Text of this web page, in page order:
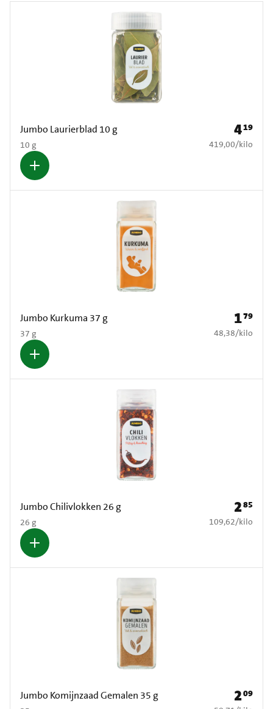
Jumbo Laurierblad 10 g
10 g
Prijs: €
419
€ 419,00 per kilo
419,00/kilo
Jumbo Kurkuma 37 g
37 g
Prijs: €
179
€ 48,38 per kilo
48,38/kilo
Jumbo Chilivlokken 26 g
26 g
Prijs: €
285
€ 109,62 per kilo
109,62/kilo
Jumbo Komijnzaad Gemalen 35 g Prijs: €
209